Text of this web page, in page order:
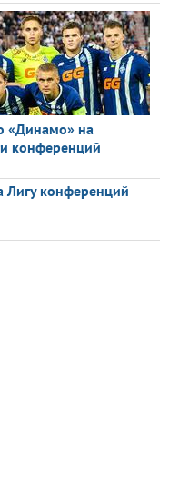
«Динамо» на
конференций
Лигу конференций